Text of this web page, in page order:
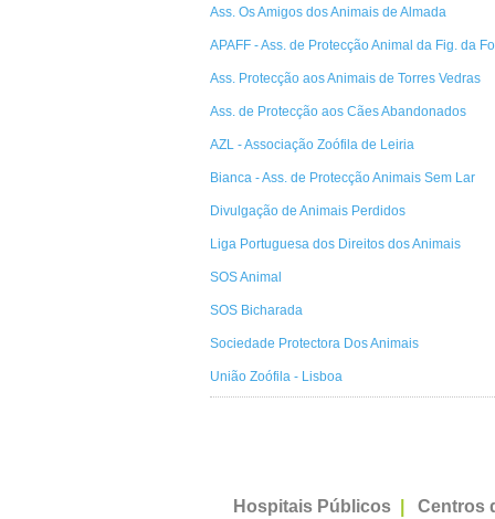
Ass. Os Amigos dos Animais de Almada
APAFF - Ass. de Protecção Animal da Fig. da
Ass. Protecção aos Animais de Torres Vedras
Ass. de Protecção aos Cães Abandonados
AZL - Associação Zoófila de Leiria
Bianca - Ass. de Protecção Animais Sem Lar
Divulgação de Animais Perdidos
Liga Portuguesa dos Direitos dos Animais
SOS Animal
SOS Bicharada
Sociedade Protectora Dos Animais
União Zoófila - Lisboa
Hospitais Públicos Centros